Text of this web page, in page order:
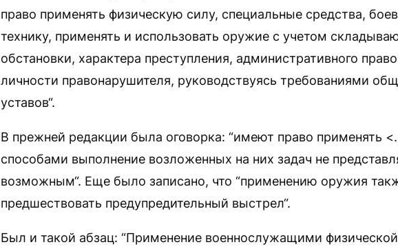
право применять физическую силу, специальные средства,
технику, применять и использовать оружие с учетом
обстановки, характера преступления, административного
личности правонарушителя, руководствуясь требованиями
уставов“.
В прежней редакции была оговорка: “имеют право применять
способами выполнение возложенных на них задач не
возможным“. Еще было записано, что “применению оружия
предшествовать предупредительный выстрел“.
Был и такой абзац: “Применение военнослужащими